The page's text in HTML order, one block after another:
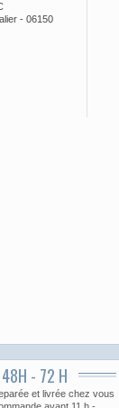
- 06150
- 72 H
et livrée chez vous